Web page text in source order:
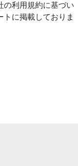
の利用規約に基づい
に掲載しておりま